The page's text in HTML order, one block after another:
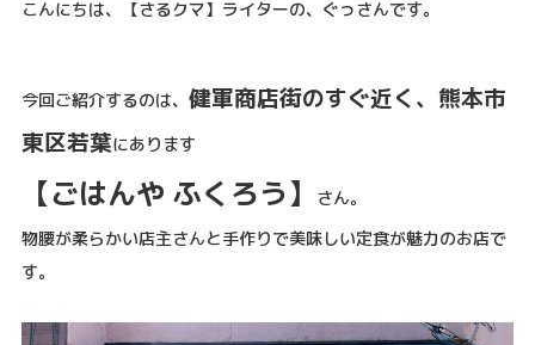
こんにちは、【さるクマ】ライターの、ぐっさんです。
今回ご紹介するのは、 健軍商店街のすぐ近く、熊本市
東区若葉にあります
【ごはんや ふくろう】
さん。
物腰が柔らかい店主さんと手作りで美味しい定食が魅力のお店で
す。